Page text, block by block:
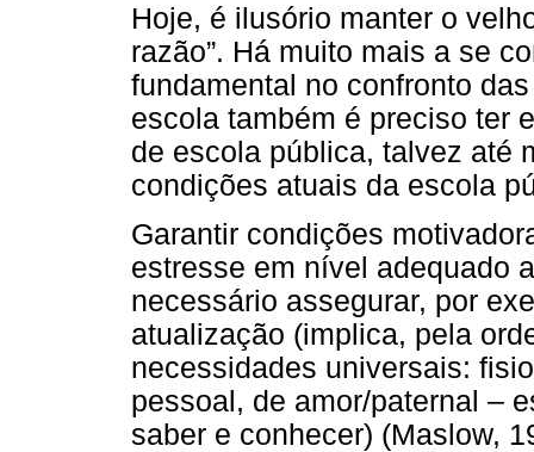
Hoje, é ilusório manter o
razão”. Há muito mais a se
fundamental no confronto
escola também é preciso ter
de escola pública, talvez até
condições atuais da escola
Garantir condições
estresse em nível adequado
necessário assegurar, por
atualização (implica, pela
necessidades universais:
pessoal, de amor/paternal –
saber e conhecer) (Maslow,